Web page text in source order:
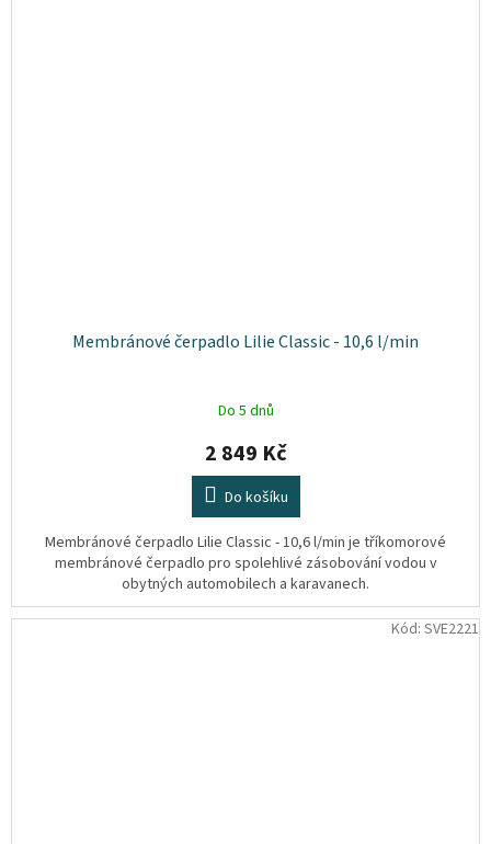
Membránové čerpadlo Lilie Classic - 10,6 l/min
Do 5 dnů
2 849 Kč
Do košíku
Membránové čerpadlo Lilie Classic - 10,6 l/min je tříkomorové
membránové čerpadlo pro spolehlivé zásobování vodou v
obytných automobilech a karavanech.
Kód: SVE2221